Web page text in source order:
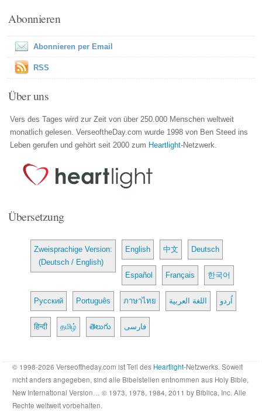
Abonnieren
Abonnieren per Email
RSS
Über uns
Vers des Tages wird zur Zeit von über 250.000 Menschen weltweit
monatlich gelesen. VerseoftheDay.com wurde 1998 von Ben Steed ins
Leben gerufen und gehört seit 2000 zum Heartlight-Netzwerk.
Übersetzung
Zweisprachige Version:
(Deutsch / English)
English 中文 Deutsch
Español Français 한국어
Русский Português ภาษาไทย اللغة العربية اُردو
हिन्दी தமிழ் తెలుగు فارسی
© 1998-2026 Verseoftheday.com ist Teil des Heartlight-Netzwerks. Soweit
nicht anders angegeben, sind alle Bibelstellen entnommen aus Holy Bible,
New International Version… © 1973, 1978, 1984, 2011 by Biblica, Inc. Alle
Rechte weltweit vorbehalten.